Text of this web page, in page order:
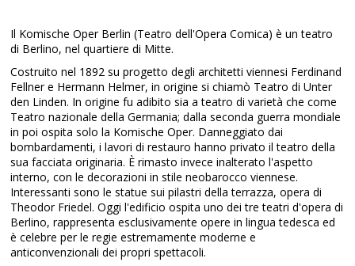
Il Komische Oper Berlin (Teatro dell'Opera Comica) è un teatro
di Berlino, nel quartiere di Mitte.
Costruito nel 1892 su progetto degli architetti viennesi Ferdinand
Fellner e Hermann Helmer, in origine si chiamò Teatro di Unter
den Linden. In origine fu adibito sia a teatro di varietà che come
Teatro nazionale della Germania; dalla seconda guerra mondiale
in poi ospita solo la Komische Oper. Danneggiato dai
bombardamenti, i lavori di restauro hanno privato il teatro della
sua facciata originaria. È rimasto invece inalterato l'aspetto
interno, con le decorazioni in stile neobarocco viennese.
Interessanti sono le statue sui pilastri della terrazza, opera di
Theodor Friedel. Oggi l'edificio ospita uno dei tre teatri d'opera di
Berlino, rappresenta esclusivamente opere in lingua tedesca ed
è celebre per le regie estremamente moderne e
anticonvenzionali dei propri spettacoli.